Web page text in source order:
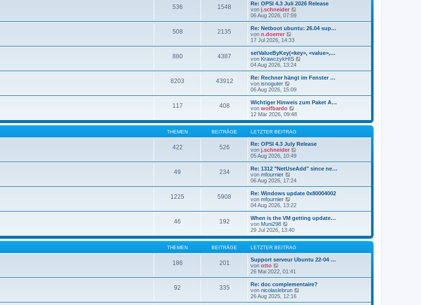
536 1548
Re: OPSI 4.3 Juli 2026 Release
von j.schneider
u
e
B
e
r
06 Aug 2026, 07:59
508 2135
Re: Netboot ubuntu: 26.04 sup…
von n.doerrer
e
u
e
s
t
B
e
i
r
a
g
17 Jul 2026, 14:33
880 4387
setValueByKey(<key>, <value>,…
von KrawczykHIS
u
e
B
t
g
04 Aug 2026, 13:24
8203 43912
Re: Rechner hängt im Fenster …
von isnoguter
e
u
e
s
t
r
B
e
i
t
r
06 Aug 2026, 15:09
117 408
Wichtiger Hinweis zum Paket A…
von wolfbardo
e
u
e
s
t
e
r
B
e
i
r
g
12 Mär 2026, 09:48
THEMEN BEITRÄGE LETZTER BEITRAG
422 526
Re: OPSI 4.3 July Release
von j.schneider
u
e
B
r
05 Aug 2026, 10:49
49 234
Re: 1312 "NetUseAdd" since ne…
von mfournier
e
u
e
s
t
B
e
i
t
r
a
06 Aug 2026, 17:24
1225 5908
Re: Windows update 0x80004002
von mfournier
e
u
e
s
t
r
B
e
i
r
04 Aug 2026, 13:22
46 192
When is the VM getting update…
von Muni298
e
u
e
s
t
e
B
e
i
t
r
29 Jul 2026, 13:40
THEMEN BEITRÄGE LETZTER BEITRAG
186 201
Support serveur Ubuntu 22-04 …
von otto
e
u
e
s
t
e
26 Mai 2022, 01:41
92 335
Re: doc complementaire?
von nicolaslebrun
u
26 Aug 2025, 12:16